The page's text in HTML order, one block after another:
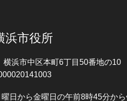
浜市役所
横浜市中区本町6丁目50番地の10
日から金曜日の午前8時45分か